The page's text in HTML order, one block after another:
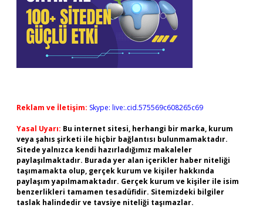
Reklam ve İletişim: Skype: live:.cid.575569c608265c69
Yasal Uyarı: Bu internet sitesi, herhangi bir marka, kurum
veya şahıs şirketi ile hiçbir bağlantısı bulunmamaktadır.
Sitede yalnızca kendi hazırladığımız makaleler
paylaşılmaktadır. Burada yer alan içerikler haber niteliği
taşımamakta olup, gerçek kurum ve kişiler hakkında
paylaşım yapılmamaktadır. Gerçek kurum ve kişiler ile isim
benzerlikleri tamamen tesadüfidir. Sitemizdeki bilgiler
taslak halindedir ve tavsiye niteliği taşımazlar.